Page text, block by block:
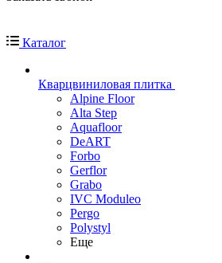
Каталог
Кварцвиниловая плитка
Alpine Floor
Alta Step
Aquafloor
DeART
Forbo
Gerflor
Grabo
IVC Moduleo
Pergo
Polystyl
Еще